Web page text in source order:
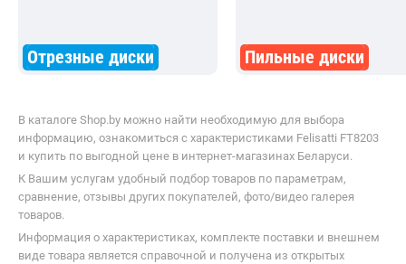
Отрезные диски Пильные диски
В каталоге Shop.by можно найти необходимую для выбора
информацию, ознакомиться с характеристиками Felisatti FT8203
и купить по выгодной цене в интернет-магазинах Беларуси.
К Вашим услугам удобный подбор товаров по параметрам,
сравнение, отзывы других покупателей, фото/видео галерея
товаров.
Информация о характеристиках, комплекте поставки и внешнем
виде товара является справочной и получена из открытых